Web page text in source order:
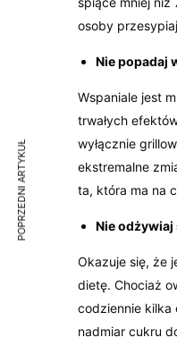
osoby
Nie popadaj
Wspaniale jest
trwałych
wyłącznie
ekstremalne
ta, która ma na
Nie odżywiaj
Okazuje się, że
dietę. Chociaż
codziennie kilka
nadmiar cukru
POPRZEDNI ARTYKUŁ